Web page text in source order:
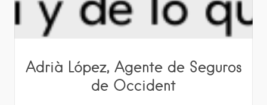
Adrià López, Agente de Seguros
de Occident